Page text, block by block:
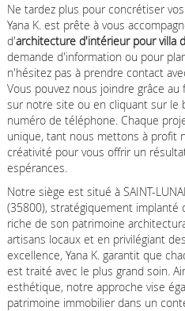
Ne tardez plus pour concrétiser
Yana K. est prête à vous
d'architecture d'intérieur pour villa
demande d'information ou pour
n'hésitez pas à prendre contact
Vous pouvez nous joindre grâce
sur notre site ou en cliquant sur le
numéro de téléphone. Chaque
unique, tant nous mettons à profit
créativité pour vous offrir un
espérances.
Notre siège est situé à SAINT-
(35800), stratégiquement implanté
riche de son patrimoine
artisans locaux et en privilégiant
excellence, Yana K. garantit que
est traité avec le plus grand soin.
esthétique, notre approche vise
patrimoine immobilier dans un